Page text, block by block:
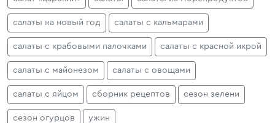
салаты на новый год салаты с кальмарами
салаты с крабовыми палочками салаты с красной икрой
салаты с майонезом салаты с овощами
салаты с яйцом сборник рецептов сезон зелени
сезон огурцов ужин